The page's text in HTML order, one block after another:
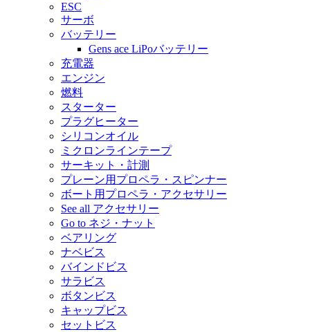
ESC
サーボ
バッテリー
Gens ace LiPoバッテリー
充電器
エンジン
燃料
スターター
プラグヒーター
シリコンオイル
ミクロンラインテープ
サーキット・計測
プレーン用プロペラ・スピンナー
ボート用プロペラ・アクセサリー
See all アクセサリー
Go to ネジ・ナット
ベアリング
ナベビス
バインドビス
サラビス
ボタンビス
キャップビス
セットビス